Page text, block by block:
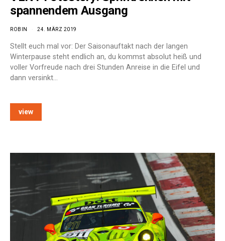
spannendem Ausgang
ROBIN 24. MÄRZ 2019
Stellt euch mal vor: Der Saisonauftakt nach der langen
Winterpause steht endlich an, du kommst absolut heiß und
voller Vorfreude nach drei Stunden Anreise in die Eifel und
dann versinkt…
view